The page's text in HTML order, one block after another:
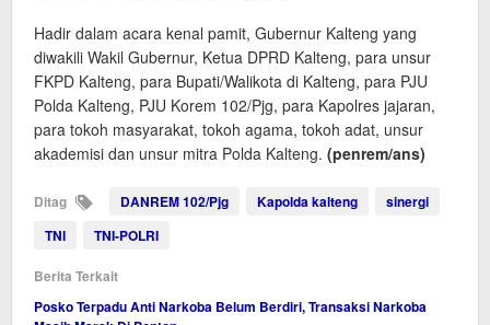
Hadir dalam acara kenal pamit, Gubernur Kalteng yang
diwakili Wakil Gubernur, Ketua DPRD Kalteng, para unsur
FKPD Kalteng, para Bupati/Walikota di Kalteng, para PJU
Polda Kalteng, PJU Korem 102/Pjg, para Kapolres jajaran,
para tokoh masyarakat, tokoh agama, tokoh adat, unsur
akademisi dan unsur mitra Polda Kalteng. (penrem/ans)
Ditag DANREM 102/Pjg Kapolda kalteng
sinergi
TNI
TNI-POLRI
Berita Terkait
Posko Terpadu Anti Narkoba Belum Berdiri, Transaksi Narkoba